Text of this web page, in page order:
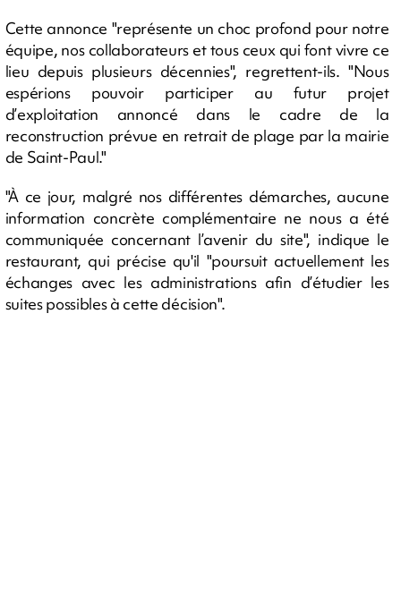
Cette annonce "représente un choc profond pour notre
équipe, nos collaborateurs et tous ceux qui font vivre ce
lieu depuis plusieurs décennies", regrettent-ils. "Nous
espérions pouvoir participer au futur projet
d’exploitation annoncé dans le cadre de la
reconstruction prévue en retrait de plage par la mairie
de Saint-Paul."
"À ce jour, malgré nos différentes démarches, aucune
information concrète complémentaire ne nous a été
communiquée concernant l’avenir du site", indique le
restaurant, qui précise qu'il "poursuit actuellement les
échanges avec les administrations afin d’étudier les
suites possibles à cette décision".